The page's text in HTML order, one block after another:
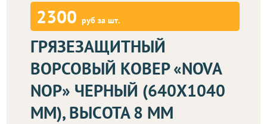
2300руб за шт.
ГРЯЗЕЗАЩИТНЫЙ
ВОРСОВЫЙ КОВЕР «NOVA
NOP» ЧЕРНЫЙ (640Х1040
ММ), ВЫСОТА 8 ММ